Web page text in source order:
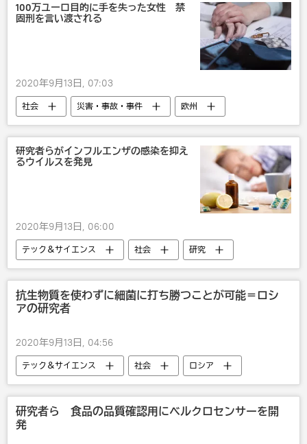
100万ユーロ目的に手を失った女性 禁
固刑を言い渡される
2020年9月13日, 07:03
社会 災害・事故・事件
欧州
国際
びっくり 詐欺
研究者らがインフルエンザの感染を抑え
るウイルスを発見
2020年9月13日, 06:00
テック＆サイエンス 社会
研究
科学研究
抗生物質を使わずに細菌に打ち勝つことが可能＝ロシ
アの研究者
2020年9月13日, 04:56
テック＆サイエンス 社会
ロシア
国際
研究 科学研究 医療
研究者ら 食品の品質確認用にベルクロセンサーを開
発